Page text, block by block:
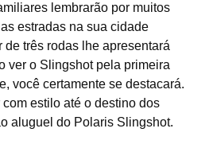
lembrarão por muitos
estradas na sua cidade
de três rodas lhe apresentará
ver o Slingshot pela primeira
você certamente se destacará.
estilo até o destino dos
aluguel do Polaris Slingshot.